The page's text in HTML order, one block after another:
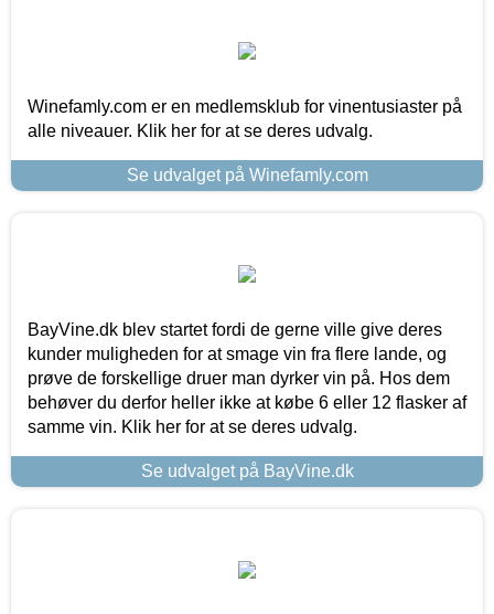
Winefamly.com er en medlemsklub for vinentusiaster på
alle niveauer. Klik her for at se deres udvalg.
Se udvalget på Winefamly.com
BayVine.dk blev startet fordi de gerne ville give deres
kunder muligheden for at smage vin fra flere lande, og
prøve de forskellige druer man dyrker vin på. Hos dem
behøver du derfor heller ikke at købe 6 eller 12 flasker af
samme vin. Klik her for at se deres udvalg.
Se udvalget på BayVine.dk